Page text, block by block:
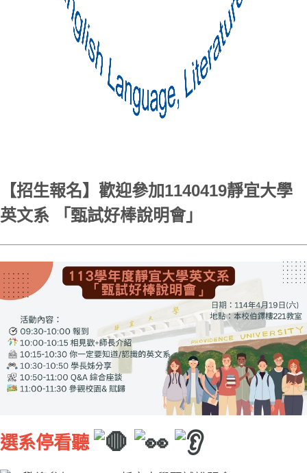
【招生報名】歡迎參加1140419靜宜大學
英文系 「甄試好棒說明會」
選系停看聽